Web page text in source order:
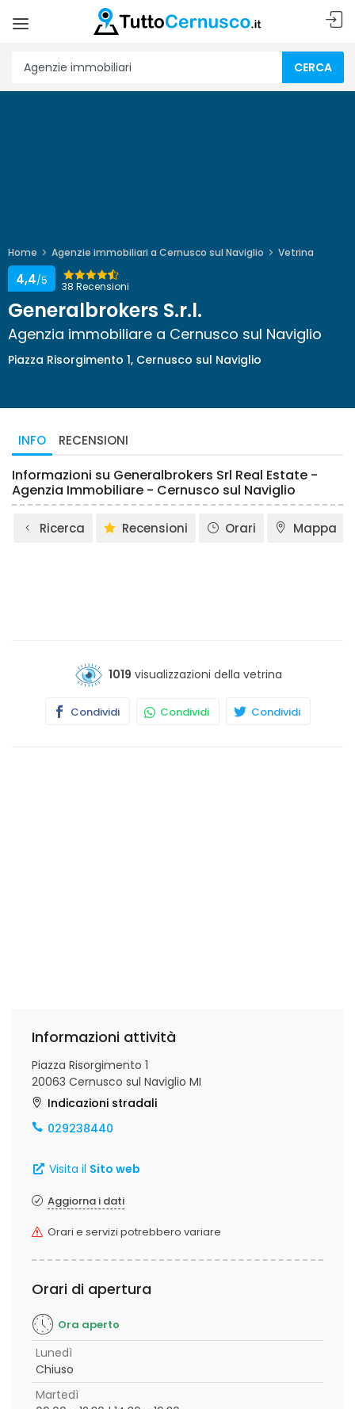
CERCA
Home Agenzie immobiliari a Cernusco sul Naviglio Vetrina
38 Recensioni
4,4/5
Generalbrokers S.r.l.
Agenzia immobiliare a Cernusco sul Naviglio
Piazza Risorgimento 1, Cernusco sul Naviglio
INFO RECENSIONI
Informazioni su Generalbrokers Srl Real Estate -
Agenzia Immobiliare - Cernusco sul Naviglio
Ricerca Recensioni Orari Mappa
1019 visualizzazioni della vetrina
Condividi Condividi Condividi
Informazioni attività
Piazza Risorgimento 1
20063 Cernusco sul Naviglio MI
Indicazioni stradali
029238440
Visita il Sito web
Aggiorna i dati
Orari e servizi potrebbero variare
Orari di apertura
Ora aperto
Lunedì
Chiuso
Martedì